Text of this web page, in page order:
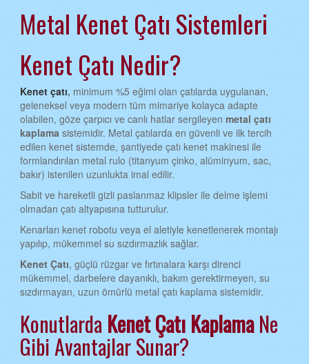
AYDIN KENET ÇATI
BALIKESİR KENET ÇATI
BİLECİK KENET ÇATI
BİNGÖL KENET ÇATI
BİTLİS KENET ÇATI
BOLU KENET ÇATI
BURDUR KENET ÇATI
ÇANAKKALE KENET ÇATI
ÇANKIRI KENET ÇATI
ÇORUM KENET ÇATI
DENİZLİ KENET ÇATI
EDİRNE KENET ÇATI
ELAZIĞ KENET ÇATI
Metal Kenet Çatı Sistemleri
Kenet Çatı Nedir?
Kenet çatı, minimum %5 eğimi olan çatılarda uygulanan,
geleneksel veya modern tüm mimariye kolayca adapte
olabilen, göze çarpıcı ve canlı hatlar sergileyenmetal çatı
kaplamasistemidir. Metal çatılarda en güvenli ve ilk tercih
edilen kenet sistemde, şantiyede çatı kenet makinesi ile
formlandırılan metal rulo (titanyum çinko, alüminyum, sac,
bakır) istenilen uzunlukta imal edilir.
Sabit ve hareketli gizli paslanmaz klipsler ile delme işlemi
olmadan çatı altyapısına tutturulur.
Kenarları kenet robotu veya el aletiyle kenetlenerek montajı
yapılıp, mükemmel su sızdırmazlık sağlar.
Kenet Çatı, güçlü rüzgar ve fırtınalara karşı direnci
mükemmel, darbelere dayanıklı, bakım gerektirmeyen, su
sızdırmayan, uzun ömürlü metal çatı kaplama sistemidir.
Konutlarda Kenet Çatı KaplamaNe
Gibi Avantajlar Sunar?